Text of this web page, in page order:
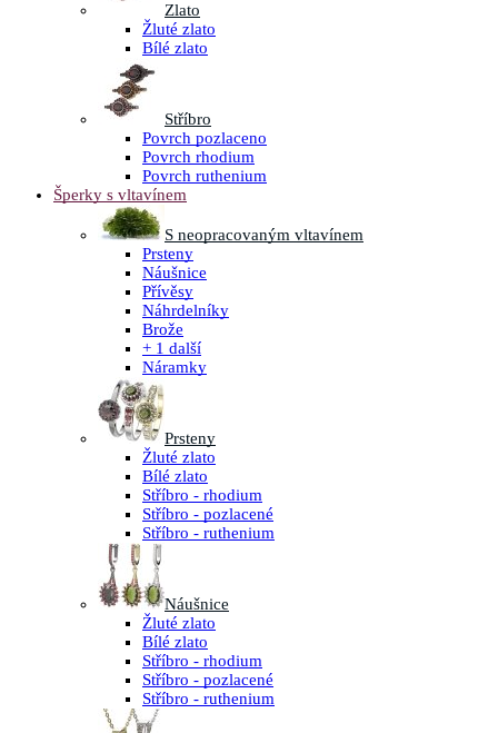
Zlato
Žluté zlato
Bílé zlato
Stříbro
Povrch pozlaceno
Povrch rhodium
Povrch ruthenium
Šperky s vltavínem
S neopracovaným vltavínem
Prsteny
Náušnice
Přívěsy
Náhrdelníky
Brože
+ 1 další
Náramky
Prsteny
Žluté zlato
Bílé zlato
Stříbro - rhodium
Stříbro - pozlacené
Stříbro - ruthenium
Náušnice
Žluté zlato
Bílé zlato
Stříbro - rhodium
Stříbro - pozlacené
Stříbro - ruthenium